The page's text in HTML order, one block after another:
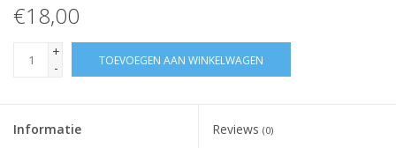
€18,00
+
-
TOEVOEGEN AAN WINKELWAGEN
Informatie Reviews (0)